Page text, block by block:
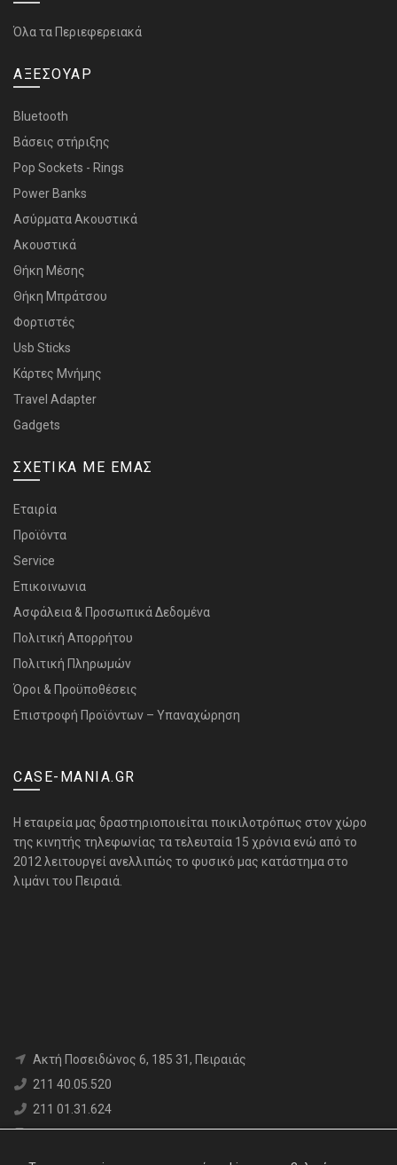
Όλα τα Περιεφερειακά
ΑΞΕΣΟΥΑΡ
Bluetooth
Bάσεις στήριξης
Pop Sockets - Rings
Power Banks
Ασύρματα Ακουστικά
Ακουστικά
Θήκη Μέσης
Θήκη Μπράτσου
Φορτιστές
Usb Sticks
Κάρτες Μνήμης
Travel Adapter
Gadgets
ΣΧΕΤΙΚΑ ΜΕ ΕΜΑΣ
Εταιρία
Προϊόντα
Service
Επικοινωνια
Ασφάλεια & Προσωπικά Δεδομένα
Πολιτική Απορρήτου
Πολιτική Πληρωμών
Όροι & Προϋποθέσεις
Επιστροφή Προϊόντων – Υπαναχώρηση
CASE-MANIA.GR
H εταιρεία μας δραστηριοποιείται ποικιλοτρόπως στον χώρο
της κινητής τηλεφωνίας τα τελευταία 15 χρόνια ενώ από το
2012 λειτουργεί ανελλιπώς το φυσικό μας κατάστημα στο
λιμάνι του Πειραιά.
Aκτή Ποσειδώνος 6, 185 31, Πειραιάς
211 40.05.520
211 01.31.624
6980 71.17.12
info@case-mania.gr